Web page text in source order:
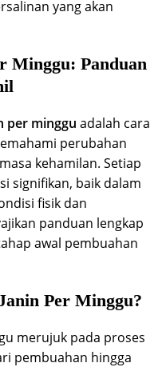
yang akan
Minggu: Panduan
per minggu adalah cara
perubahan
kehamilan. Setiap
signifikan, baik dalam
fisik dan
panduan lengkap
awal pembuahan
Per Minggu?
merujuk pada proses
pembuahan hingga